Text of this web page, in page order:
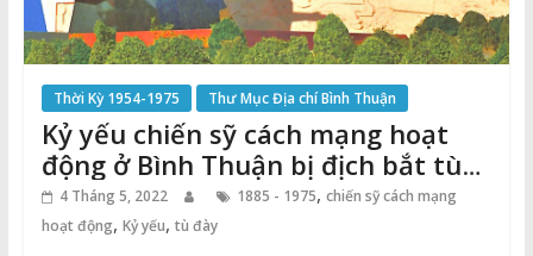
Thời Kỳ 1954-1975 Thư Mục Địa chí Bình Thuận
Kỷ yếu chiến sỹ cách mạng hoạt
động ở Bình Thuận bị địch bắt tù
đày (1885 – 1975)
4 Tháng 5, 2022 1885 - 1975, chiến sỹ cách mạng
hoạt động, Kỷ yếu, tù đày